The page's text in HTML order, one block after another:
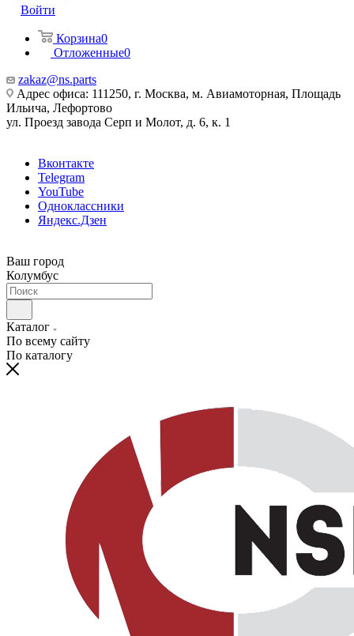
Войти
Корзина0
Отложенные0
zakaz@ns.parts
Адрес офиса: 111250, г. Москва, м. Авиамоторная, Площадь
Ильича, Лефортово
ул. Проезд завода Серп и Молот, д. 6, к. 1
Вконтакте
Telegram
YouTube
Одноклассники
Яндекс.Дзен
Ваш город
Колумбус
Каталог
По всему сайту
По каталогу